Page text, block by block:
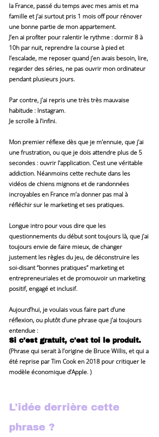
la France, passé du temps avec mes amis et ma
famille et j’ai surtout pris 1 mois off pour rénover
une bonne partie de mon appartement.
J’en ai profiter pour ralentir le rythme : dormir 8 à
10h par nuit, reprendre la course à pied et
l’escalade, me reposer quand j’en avais besoin, lire,
regarder des séries, ne pas ouvrir mon ordinateur
pendant plusieurs jours.
Par contre, j’ai repris une très très mauvaise
habitude : Instagram.
Je scrolle à l’infini.
Mon premier réflexe dès que je m’ennuie, que j’ai
une frustration, ou que je dois attendre plus de 5
secondes : ouvrir l’application. C’est une véritable
addiction. Néanmoins cette rechute dans les
vidéos de chiens mignons et de randonnées
incroyables en France m’a donner pas mal à
réfléchir sur le marketing et ses pratiques.
Longue intro pour vous dire que les
questionnements du début sont toujours là, que j’ai
toujours envie de faire mieux, de changer
justement les règles du jeu, de déconstruire les
soi-disant “bonnes pratiques” marketing et
entrepreneuriales et de promouvoir un marketing
positif, engagé et inclusif.
Aujourd’hui, je voulais vous faire part d’une
réflexion, ou plutôt d’une phrase que j’ai toujours
entendue :
Si c’est gratuit, c’est toi le produit.
(Phrase qui serait à l’origine de Bruce Willis, et qui a
été reprise par Tim Cook en 2018 pour critiquer le
modèle économique d’Apple. )
L’idée derrière cette
phrase ?